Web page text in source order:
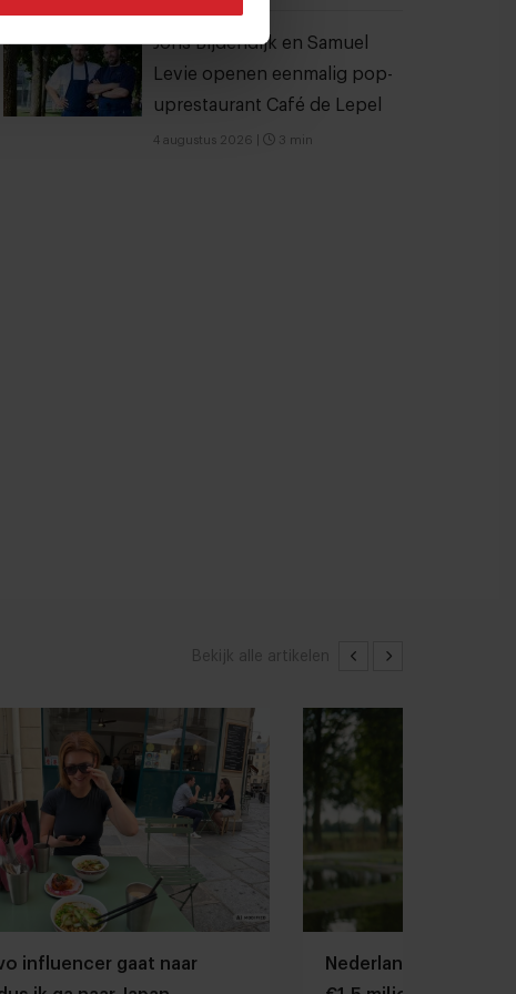
Joris Bijdendijk en Samuel
Levie openen eenmalig pop-
uprestaurant Café de Lepel
4 augustus 2026 3 min
Bekijk alle artikelen
influencer gaat naar
Nederlandse